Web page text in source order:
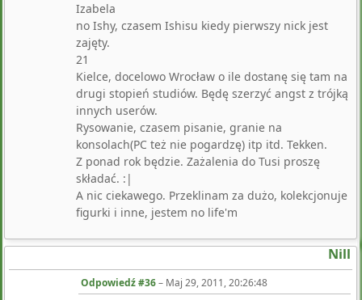
Izabela
no Ishy, czasem Ishisu kiedy pierwszy nick jest
zajęty.
21
Kielce, docelowo Wrocław o ile dostanę się tam na
drugi stopień studiów. Będę szerzyć angst z trójką
innych userów.
Rysowanie, czasem pisanie, granie na
konsolach(PC też nie pogardzę) itp itd. Tekken.
Z ponad rok będzie. Zażalenia do Tusi proszę
składać. :|
A nic ciekawego. Przeklinam za dużo, kolekcjonuje
figurki i inne, jestem no life'm
Nill
Odpowiedź #36– Maj 29, 2011, 20:26:48